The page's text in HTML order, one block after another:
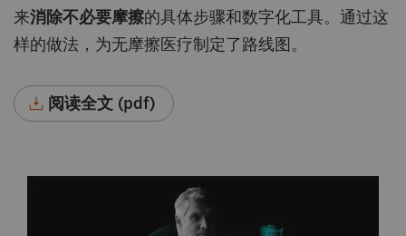
来消除不必要摩擦的具体步骤和数字化工具。通过这
样的做法，为无摩擦医疗制定了路线图。
阅读全文 (pdf)